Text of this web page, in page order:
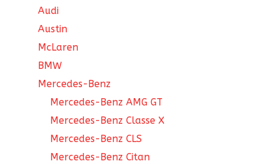
Audi
Austin
McLaren
BMW
Mercedes-Benz
Mercedes-Benz AMG GT
Mercedes-Benz Classe X
Mercedes-Benz CLS
Mercedes-Benz Citan